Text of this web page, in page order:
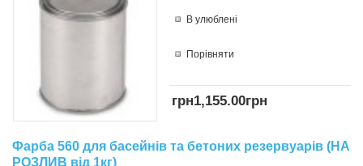
В улюблені
Порівняти
грн1,155.00грн
Фарба 560 для басейнів та бетоних резервуарів (НА
РОЗЛИВ від 1кг)